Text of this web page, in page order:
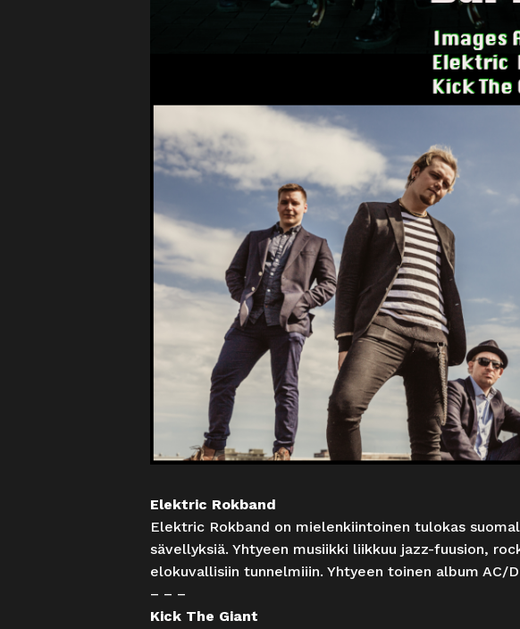
Elektric Rokband
Elektric Rokband on mielenkiintoinen tulokas
sävellyksiä. Yhtyeen musiikki liikkuu jazz-fuusion,
elokuvallisiin tunnelmiiin. Yhtyeen toinen album AC/
– – –
Kick The Giant